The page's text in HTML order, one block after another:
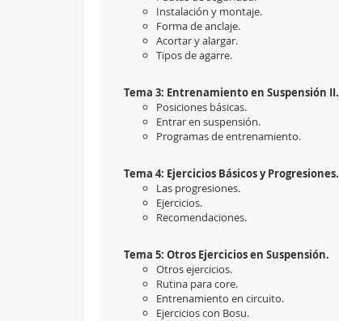
Instalación y montaje.
Forma de anclaje.
Acortar y alargar.
Tipos de agarre.
Tema 3: Entrenamiento en Suspensión II.
Posiciones básicas.
Entrar en suspensión.
Programas de entrenamiento.
Tema 4: Ejercicios Básicos y Progresiones.
Las progresiones.
Ejercicios.
Recomendaciones.
Tema 5: Otros Ejercicios en Suspensión.
Otros ejercicios.
Rutina para core.
Entrenamiento en circuito.
Ejercicios con Bosu.